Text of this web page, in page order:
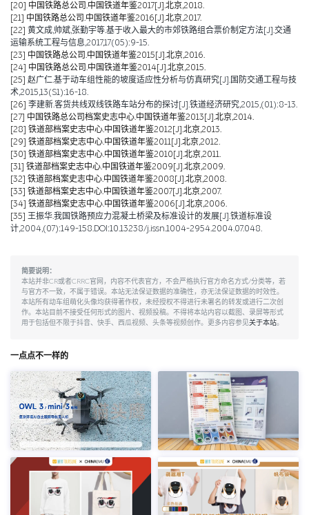
[20] 中国铁路总公司.中国铁道年鉴2017[J].北京,2018.
[21] 中国铁路总公司.中国铁道年鉴2016[J].北京,2017.
[22] 黄文成,帅斌,张勤宇等.基于收入最大的市郊铁路组合票价制定方法[J].交通
运输系统工程与信息,2017,17(05):9-15.
[23] 中国铁路总公司.中国铁道年鉴2015[J].北京,2016.
[24] 中国铁路总公司.中国铁道年鉴2014[J].北京,2015.
[25] 赵广仁.基于动车组性能的坡度适应性分析与仿真研究[J].国防交通工程与技
术,2015,13(S1):16-18.
[26] 李建新.客货共线双线铁路车站分布的探讨[J].铁道经济研究,2015,(01):8-13.
[27] 中国铁路总公司档案史志中心.中国铁道年鉴2013[J].北京,2014.
[28] 铁道部档案史志中心.中国铁道年鉴2012[J].北京,2013.
[29] 铁道部档案史志中心.中国铁道年鉴2011[J].北京,2012.
[30] 铁道部档案史志中心.中国铁道年鉴2010[J].北京,2011.
[31] 铁道部档案史志中心.中国铁道年鉴2009[J].北京,2009.
[32] 铁道部档案史志中心.中国铁道年鉴2008[J].北京,2008.
[33] 铁道部档案史志中心.中国铁道年鉴2007[J].北京,2007.
[34] 铁道部档案史志中心.中国铁道年鉴2006[J].北京,2006.
[35] 王振华.我国铁路预应力混凝土桥梁及标准设计的发展[J].铁道标准设
计,2004,(07):149-158.DOI:10.13238/j.issn.1004-2954.2004.07.048.
简要说明：
本站并非CR或者CRRC官网，内容不代表官方，不会严格执行官方命名方式/分类等，若
与官方不一致，不属于错误。本站无法保证数据的准确性，亦无法保证数据的时效性。
本站所有动车组萌化头像均获得著作权，未经授权不得进行未署名的转发或进行二次创
作。本站目前不接受任何形式的图片、视频投稿。不得将本站内容以截图、录屏等形式
用于包括但不限于抖音、快手、西瓜视频、头条等视频创作。更多内容参见关于本站。
一点点不一样的